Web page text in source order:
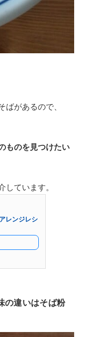
があるので、
ものを見つけたい
ています。
レンジレシ
の違いはそば粉